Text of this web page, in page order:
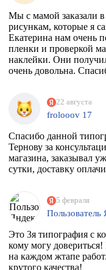
Мы с мамой заказали
рисункам, которые я
Екатерина нам очень
пленки и проверкой
наклейки. Они
очень довольна.
22 августа
frolooov 17
Спасибо данной
Тернову за
магазина, заказывал
сутки, доставку
5 февраля
Пользователь
Это 3я типография с
кому могу
на каждом жтапе
крутого качества!